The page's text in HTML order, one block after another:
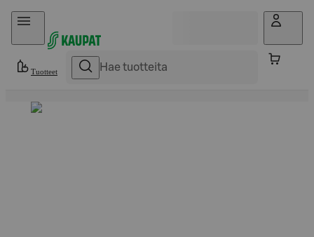
Hyppää sisältöön
Tuotteet